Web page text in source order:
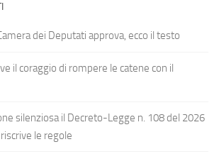
dei Deputati approva, ecco il testo
il coraggio di rompere le catene con il
silenziosa il Decreto-Legge n. 108 del 2026
le regole